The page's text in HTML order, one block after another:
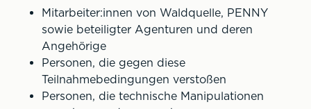
Mitarbeiter:innen von Waldquelle, PENNY
sowie beteiligter Agenturen und deren
Angehörige
Personen, die gegen diese
Teilnahmebedingungen verstoßen
Personen, die technische Manipulationen